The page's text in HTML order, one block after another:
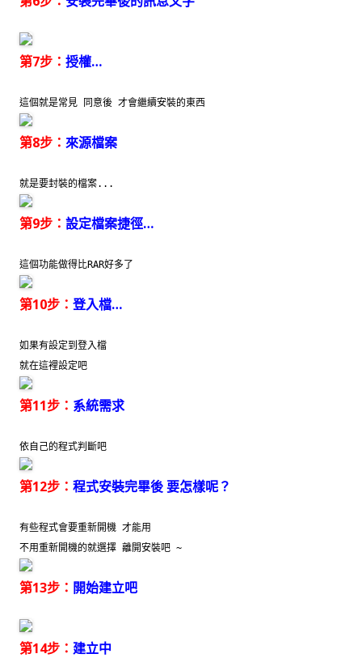
第7步： 授權…
這個就是常見 同意後 才會繼續安裝的東西
第8步： 來源檔案
就是要封裝的檔案...
第9步： 設定檔案捷徑…
這個功能做得比RAR好多了
第10步： 登入檔…
如果有設定到登入檔
就在這裡設定吧
第11步： 系統需求
依自己的程式判斷吧
第12步： 程式安裝完畢後 要怎樣呢？
有些程式會要重新開機 才能用
不用重新開機的就選擇 離開安裝吧 ~
第13步： 開始建立吧
第14步： 建立中